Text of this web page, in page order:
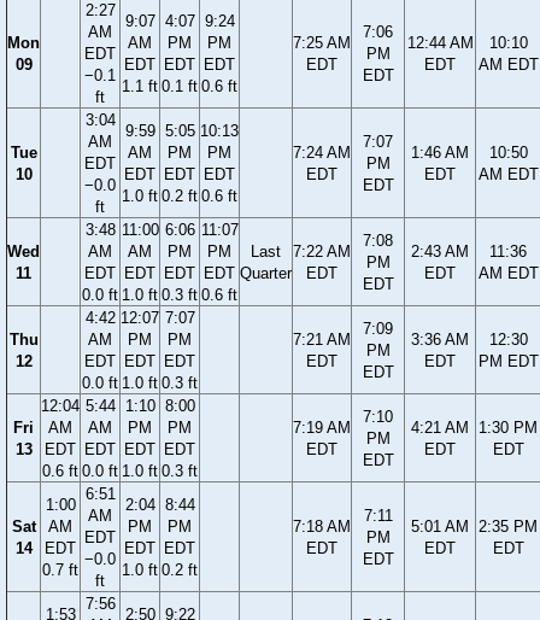
Mon
09
2:27
AM
EDT
−0.1
ft
9:07
AM
EDT
1.1 ft
4:07
PM
EDT
0.1 ft
9:24
PM
EDT
0.6 ft
7:25 AM
EDT
7:06
PM
EDT
12:44 AM
EDT
10:10
AM EDT
Tue
10
3:04
AM
EDT
−0.0
ft
9:59
AM
EDT
1.0 ft
5:05
PM
EDT
0.2 ft
10:13
PM
EDT
0.6 ft
7:24 AM
EDT
7:07
PM
EDT
1:46 AM
EDT
10:50
AM EDT
Wed
11
3:48
AM
EDT
0.0 ft
11:00
AM
EDT
1.0 ft
6:06
PM
EDT
0.3 ft
11:07
PM
EDT
0.6 ft
Last
Quarter
7:22 AM
EDT
7:08
PM
EDT
2:43 AM
EDT
11:36
AM EDT
Thu
12
4:42
AM
EDT
0.0 ft
12:07
PM
EDT
1.0 ft
7:07
PM
EDT
0.3 ft
7:21 AM
EDT
7:09
PM
EDT
3:36 AM
EDT
12:30
PM EDT
Fri
13
12:04
AM
EDT
0.6 ft
5:44
AM
EDT
0.0 ft
1:10
PM
EDT
1.0 ft
8:00
PM
EDT
0.3 ft
7:19 AM
EDT
7:10
PM
EDT
4:21 AM
EDT
1:30 PM
EDT
Sat
14
1:00
AM
EDT
0.7 ft
6:51
AM
EDT
−0.0
ft
2:04
PM
EDT
1.0 ft
8:44
PM
EDT
0.2 ft
7:18 AM
EDT
7:11
PM
EDT
5:01 AM
EDT
2:35 PM
EDT
1:53
7:56
2:50 9:22